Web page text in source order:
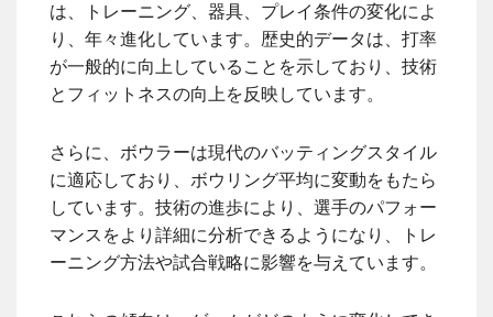
は、トレーニング、器具、プレイ条件の変化によ
り、年々進化しています。歴史的データは、打率
が一般的に向上していることを示しており、技術
とフィットネスの向上を反映しています。
さらに、ボウラーは現代のバッティングスタイル
に適応しており、ボウリング平均に変動をもたら
しています。技術の進歩により、選手のパフォー
マンスをより詳細に分析できるようになり、トレ
ーニング方法や試合戦略に影響を与えています。